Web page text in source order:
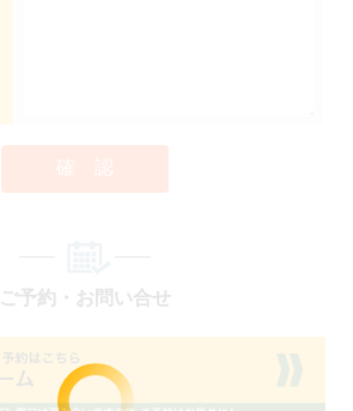
確 認
ご予約・お問い合せ